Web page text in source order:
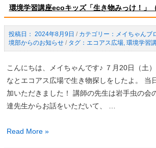
ン
ド
パ
ー
見
学
連
絡】
ジ
ャ
モ
畑
環境学習講座ecoキッズ「生き物みっけ！」
2024年8月9日 / メイちゃんブ
境部からのお知らせ/ エコアス広場, 環境学習
こんにちは、メイちゃんです♪ ７月20日（土
なとエコアス広場で生き物探しをしたよ。 当
加いただきました！ 講師の先生は岩手虫の会
達先生からお話をいただいて、 …
環
Read More »